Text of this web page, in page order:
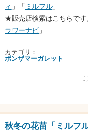
ィ 」「 ミルフル」
★販売店検索はこちらで
ラワーナビ 」
カテゴリ：
ボンザマーガレット
秋冬の花苗「ミルフ